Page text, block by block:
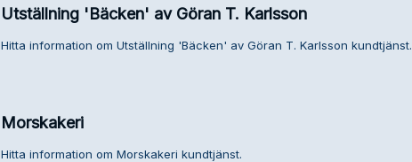
Utställning 'Bäcken' av Göran T. Karlsson
Hitta information om Utställning 'Bäcken' av Göran T. Karlsson kundtjänst.
Morskakeri
Hitta information om Morskakeri kundtjänst.